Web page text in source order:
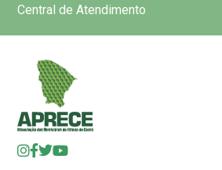
Central de Atendimento